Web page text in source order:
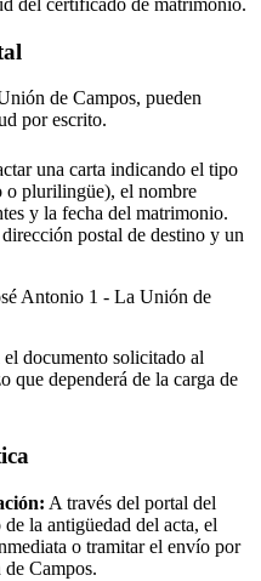
del certificado de matrimonio.
de Campos, pueden
por escrito.
una carta indicando el tipo
o plurilingüe), el nombre
y la fecha del matrimonio.
postal de destino y un
Antonio 1 - La Unión de
documento solicitado al
que dependerá de la carga de
A través del portal del
la antigüedad del acta, el
o tramitar el envío por
Campos.